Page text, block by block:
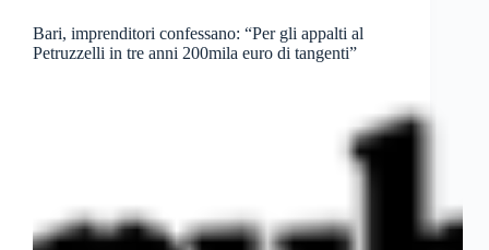
Bari, imprenditori confessano: “Per gli appalti al
Petruzzelli in tre anni 200mila euro di tangenti”